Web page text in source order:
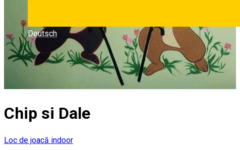
Deutsch
Chip si Dale
Loc de joacă indoor